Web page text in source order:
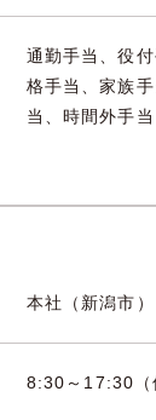
通勤手当、役
格手当、家族
当、時間外手
本社（新潟市）
8:30～17:30（